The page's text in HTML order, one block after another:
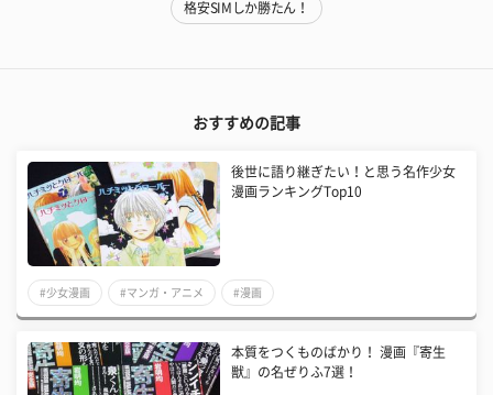
格安SIMしか勝たん！
おすすめの記事
後世に語り継ぎたい！と思う名作少女
漫画ランキングTop10
#少女漫画 #マンガ・アニメ #漫画
本質をつくものばかり！ 漫画『寄生
獣』の名ぜりふ7選！